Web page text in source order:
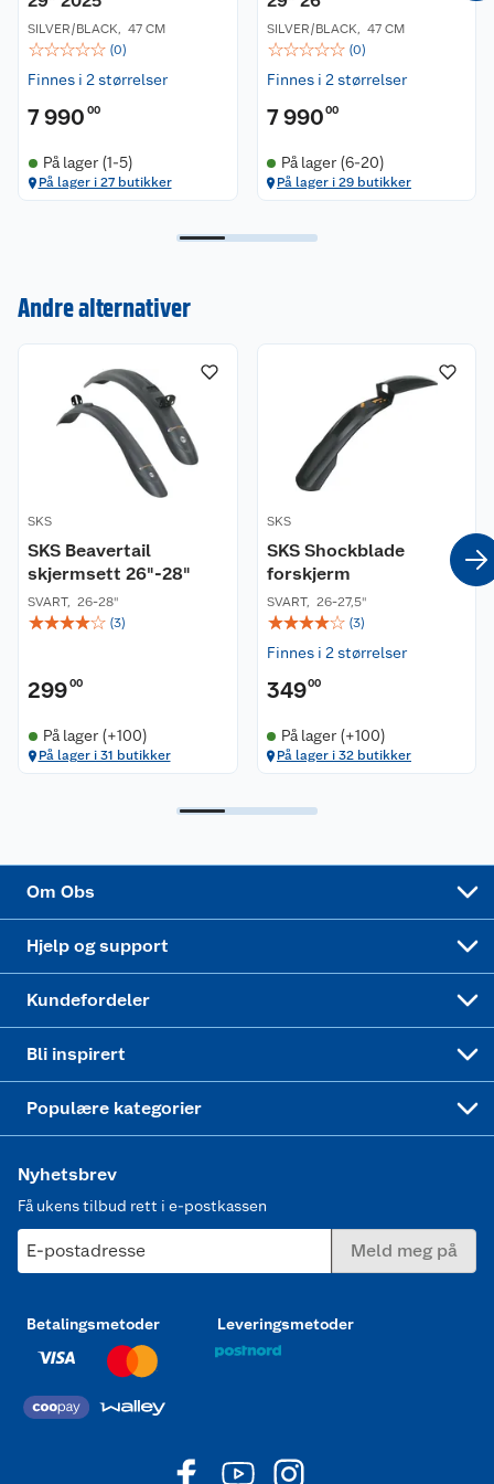
SILVER/BLACK, 47 CM
☆☆☆☆☆ (0)
Finnes i 2 størrelser
7 990 00
På lager (1-5)
På lager i 27 butikker
SILVER/BLACK, 47 CM
☆☆☆☆☆ (0)
Finnes i 2 størrelser
7 990 00
På lager (6-20)
På lager i 29 butikker
Andre alternativer
SKS
SKS Beavertail
skjermsett 26"-28"
SVART, 26-28''
☆☆☆☆☆ (3)
29900
På lager (+100)
På lager i 31 butikker
SKS
SKS Shockblade
forskjerm
SVART, 26-27,5''
☆☆☆☆☆ (3)
Finnes i 2 størrelser
34900
På lager (+100)
På lager i 32 butikker
Om Obs
Om oss
Nyheter
Våre butikker
Coop kjeder
Ledige stillinger
Hjelp og support
Kontakt oss
Angre- og returrett
Reklamasjon og garanti
Betalingsalternativer
Leveringsalternativer
Kjøpsvilkår
Kundefordeler
Åpent kjøp
Klikk og hent
Bli inspirert
Festdrakter til hele familien
Populære kategorier
Hagemøbler og utemøbler
Nyhetsbrev
Få ukens tilbud rett i e-postkassen
E-postadresse Meld meg på
Betalingsmetoder Leveringsmetoder